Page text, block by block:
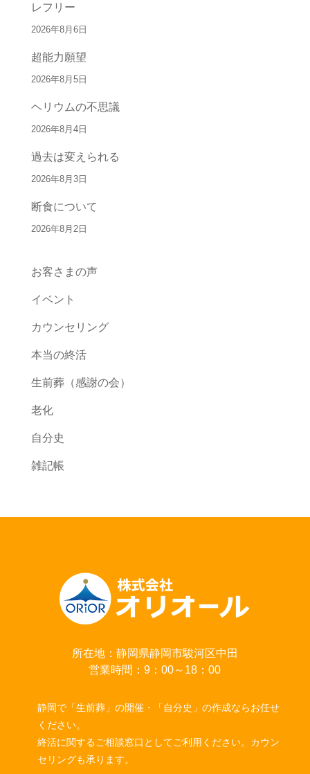
レフリー
2026年8月6日
超能力願望
2026年8月5日
ヘリウムの不思議
2026年8月4日
過去は変えられる
2026年8月3日
断食について
2026年8月2日
お客さまの声
イベント
カウンセリング
本当の終活
生前葬（感謝の会）
老化
自分史
雑記帳
所在地：静岡県静岡市駿河区中田
営業時間：9：00～18：00
静岡で「生前葬」の開催・「自分史」の作成ならお任せ
ください。
終活に関するご相談窓口としてご利用ください。カウン
セリングも承ります。